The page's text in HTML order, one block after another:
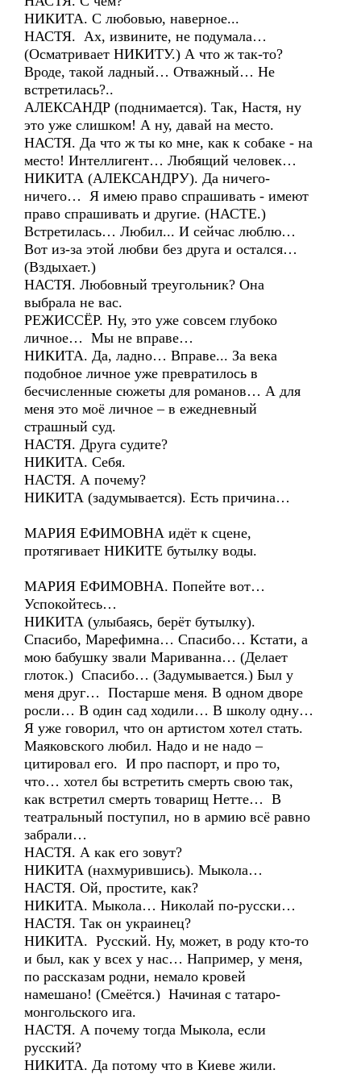
НИКИТА. С любовью, наверное...
НАСТЯ. Ах, извините, не подумала…
(Осматривает НИКИТУ.) А что ж так-то?
Вроде, такой ладный… Отважный… Не
встретилась?..
АЛЕКСАНДР (поднимается). Так, Настя, ну
это уже слишком! А ну, давай на место.
НАСТЯ. Да что ж ты ко мне, как к собаке - на
место! Интеллигент… Любящий человек…
НИКИТА (АЛЕКСАНДРУ). Да ничего-
ничего… Я имею право спрашивать - имеют
право спрашивать и другие. (НАСТЕ.)
Встретилась… Любил... И сейчас люблю…
Вот из-за этой любви без друга и остался…
(Вздыхает.)
НАСТЯ. Любовный треугольник? Она
выбрала не вас.
РЕЖИССЁР. Ну, это уже совсем глубоко
личное… Мы не вправе…
НИКИТА. Да, ладно… Вправе... За века
подобное личное уже превратилось в
бесчисленные сюжеты для романов… А для
меня это моё личное – в ежедневный
страшный суд.
НАСТЯ. Друга судите?
НИКИТА. Себя.
НАСТЯ. А почему?
НИКИТА (задумывается). Есть причина…
МАРИЯ ЕФИМОВНА идёт к сцене,
протягивает НИКИТЕ бутылку воды.
МАРИЯ ЕФИМОВНА. Попейте вот…
Успокойтесь…
НИКИТА (улыбаясь, берёт бутылку).
Спасибо, Марефимна… Спасибо… Кстати, а
мою бабушку звали Мариванна… (Делает
глоток.) Спасибо… (Задумывается.) Был у
меня друг… Постарше меня. В одном дворе
росли… В один сад ходили… В школу одну…
Я уже говорил, что он артистом хотел стать.
Маяковского любил. Надо и не надо –
цитировал его. И про паспорт, и про то,
что… хотел бы встретить смерть свою так,
как встретил смерть товарищ Нетте… В
театральный поступил, но в армию всё равно
забрали…
НАСТЯ. А как его зовут?
НИКИТА (нахмурившись). Мыкола…
НАСТЯ. Ой, простите, как?
НИКИТА. Мыкола… Николай по-русски…
НАСТЯ. Так он украинец?
НИКИТА. Русский. Ну, может, в роду кто-то
и был, как у всех у нас… Например, у меня,
по рассказам родни, немало кровей
намешано! (Смеётся.) Начиная с татаро-
монгольского ига.
НАСТЯ. А почему тогда Мыкола, если
русский?
НИКИТА. Да потому что в Киеве жили.